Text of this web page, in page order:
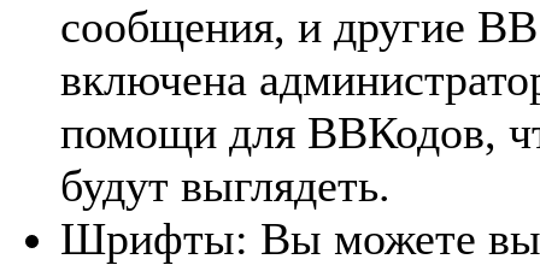
сообщения, и другие
включена
помощи для ВВКодов,
будут выглядеть.
Шрифты: Вы можете